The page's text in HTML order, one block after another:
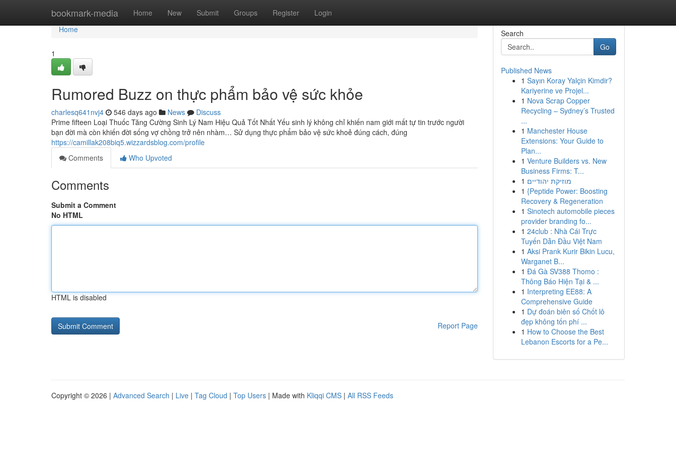
bookmark-media Home New Submit Groups Register Login
Home
Home
1
Rumored Buzz on thực phẩm bảo vệ sức khỏe
charlesq641nvj4 546 days ago News
Discuss
Prime fifteen Loại Thuốc Tăng Cường Sinh Lý Nam Hiệu Quả Tốt Nhất Yếu sinh lý không chỉ khiến nam giới mất tự tin trước người
bạn đời mà còn khiến đời sống vợ chồng trở nên nhàm… Sử dụng thực phẩm bảo vệ sức khoẻ đúng cách, đúng
https://camillak208biq5.wizzardsblog.com/profile
Comments
Who Upvoted
Comments
Submit a Comment
No HTML
HTML is disabled
Report Page
Search
Go
Published News
1 Sayın Koray Yalçin Kimdir?
Kariyerine ve Projel...
1 Nova Scrap Copper
Recycling – Sydney’s Trusted
...
1 Manchester House
Extensions: Your Guide to
Plan...
1 Venture Builders vs. New
Business Firms: T...
1 מוזיקת יהודיים
1 {Peptide Power: Boosting
Recovery & Regeneration
1 Sinotech automobile pieces
provider branding fo...
1 24club : Nhà Cái Trực
Tuyến Dẫn Đầu Việt Nam
1 Aksi Prank Kurir Bikin Lucu,
Warganet B...
1 Đá Gà SV388 Thomo :
Thông Báo Hiện Tại & ...
1 Interpreting EE88: A
Comprehensive Guide
1 Dự đoán biên số Chốt lô
đẹp không tốn phí ...
1 How to Choose the Best
Lebanon Escorts for a Pe...
Copyright © 2026 | Advanced Search | Live | Tag Cloud | Top Users | Made with Kliqqi CMS | All RSS Feeds